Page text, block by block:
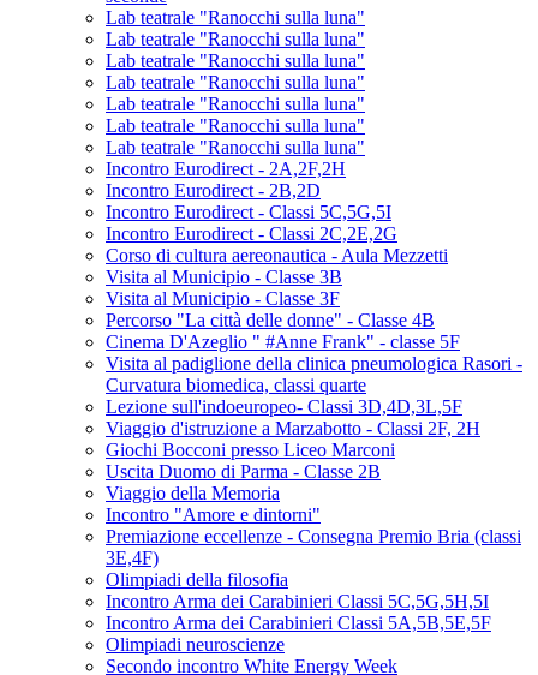
Lab teatrale "Ranocchi sulla luna"
Lab teatrale "Ranocchi sulla luna"
Lab teatrale "Ranocchi sulla luna"
Lab teatrale "Ranocchi sulla luna"
Lab teatrale "Ranocchi sulla luna"
Lab teatrale "Ranocchi sulla luna"
Lab teatrale "Ranocchi sulla luna"
Incontro Eurodirect - 2A,2F,2H
Incontro Eurodirect - 2B,2D
Incontro Eurodirect - Classi 5C,5G,5I
Incontro Eurodirect - Classi 2C,2E,2G
Corso di cultura aereonautica - Aula Mezzetti
Visita al Municipio - Classe 3B
Visita al Municipio - Classe 3F
Percorso "La città delle donne" - Classe 4B
Cinema D'Azeglio " #Anne Frank" - classe 5F
Visita al padiglione della clinica pneumologica Rasori -
Curvatura biomedica, classi quarte
Lezione sull'indoeuropeo- Classi 3D,4D,3L,5F
Viaggio d'istruzione a Marzabotto - Classi 2F, 2H
Giochi Bocconi presso Liceo Marconi
Uscita Duomo di Parma - Classe 2B
Viaggio della Memoria
Incontro "Amore e dintorni"
Premiazione eccellenze - Consegna Premio Bria (classi
3E,4F)
Olimpiadi della filosofia
Incontro Arma dei Carabinieri Classi 5C,5G,5H,5I
Incontro Arma dei Carabinieri Classi 5A,5B,5E,5F
Olimpiadi neuroscienze
Secondo incontro White Energy Week